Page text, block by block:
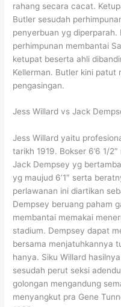
rahang secara cacat.
Butler sesudah
penyerbuan yg diperparah.
perhimpunan membantai
ketupat beserta ahli
Kellerman. Butler kini patut
pengasingan.
Jess Willard vs Jack
Jess Willard yaitu
tarikh 1919. Bokser 6’6 1/
Jack Dempsey yg
yg maujud 6’1″ serta
perlawanan ini diartikan
Dempsey beruang paham
membantai memakai
stadium. Dempsey dapat
bersama menjatuhkannya
hanya. Siku Willard
sesudah perut seksi
golongan mengandung
menyangkut pra Gene